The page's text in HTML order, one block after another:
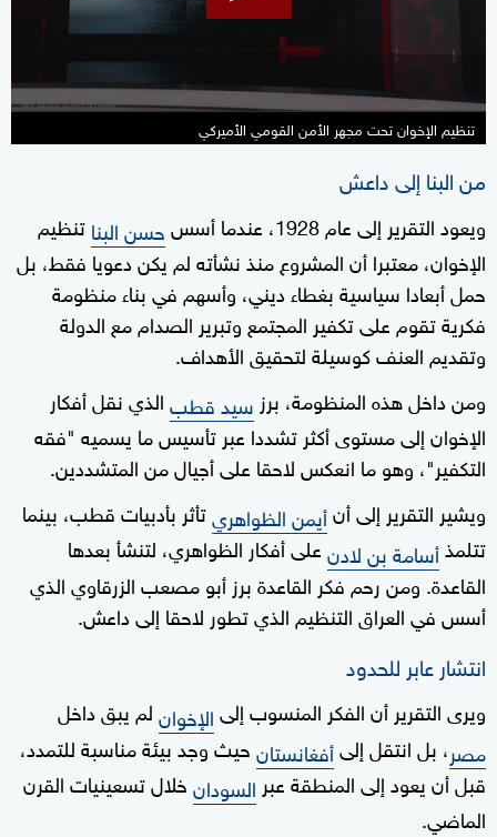
seconds
تنظيم الإخوان تحت مجهر الأمن القومي الأميركي
من البنا إلى داعش
ويعود التقرير إلى عام 1928، عندما أسس حسن البناتنظيم
الإخوان، معتبرا أن المشروع منذ نشأته لم يكن دعويا فقط، بل
حمل أبعادا سياسية بغطاء ديني، وأسهم في بناء منظومة
فكرية تقوم على تكفير المجتمع وتبرير الصدام مع الدولة
وتقديم العنف كوسيلة لتحقيق الأهداف.
ومن داخل هذه المنظومة، برز سيد قطبالذي نقل أفكار
الإخوان إلى مستوى أكثر تشددا عبر تأسيس ما يسميه "فقه
التكفير"، وهو ما انعكس لاحقا على أجيال من المتشددين.
ويشير التقرير إلى أنأيمن الظواهريتأثر بأدبيات قطب، بينما
تتلمذأسامة بن لادنعلى أفكار الظواهري، لتنشأ بعدها
القاعدة. ومن رحم فكر القاعدة برز أبو مصعب الزرقاوي الذي
أسس في العراق التنظيم الذي تطور لاحقا إلى داعش.
انتشار عابر للحدود
ويرى التقرير أن الفكر المنسوب إلىالإخوانلم يبق داخل
مصر، بل انتقل إلىأفغانستانحيث وجد بيئة مناسبة للتمدد،
قبل أن يعود إلى المنطقة عبر السودانخلال تسعينيات القرن
الماضي.